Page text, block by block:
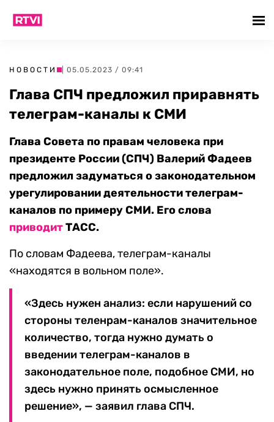
НОВОСТИ | 05.05.2023 / 09:41
Глава СПЧ предложил приравнять
телеграм-каналы к СМИ
Глава Совета по правам человека при
президенте России (СПЧ) Валерий Фадеев
предложил задуматься о законодательном
урегулировании деятельности телеграм-
каналов по примеру СМИ. Его слова
приводитТАСС.
По словам Фадеева, телеграм-каналы
«находятся в вольном поле».
«Здесь нужен анализ: если нарушений со
стороны теленрам-каналов значительное
количество, тогда нужно думать о
введении телеграм-каналов в
законодательное поле, подобное СМИ, но
здесь нужно принять осмысленное
решение», — заявил глава СПЧ.